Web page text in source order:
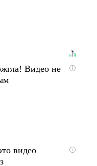
i
Видео не
i
видео